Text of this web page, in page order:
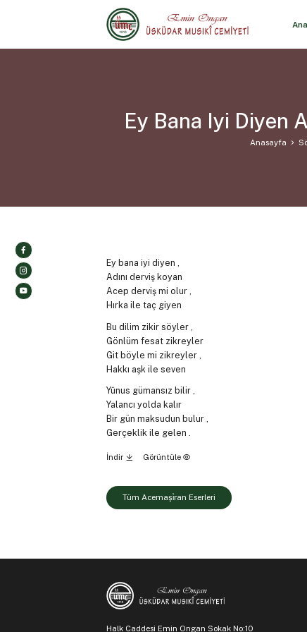
Ey Bana Iyi Diyen
Anasayfa
Ey bana iyi diyen ,
Adını derviş koyan
Acep derviş mi olur ,
Hırka ile taç giyen
Bu dilim zikir söyler ,
Gönlüm fesat zikreyler
Git böyle mi zikreyler ,
Hakkı aşk ile seven
Yûnus gümansız bilir ,
Yalancı yolda kalır
Bir gün maksudun bulur ,
Gerçeklik ile gelen .
İndir Görüntüle
Tüm Acemaşi̇ran Eserleri
Halk Caddesi Emin Ongan Sokak No:10